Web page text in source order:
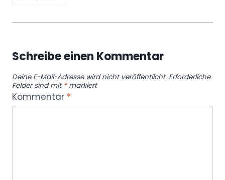
Schreibe einen Kommentar
Deine E-Mail-Adresse wird nicht veröffentlicht. Erforderliche
Felder sind mit *markiert
Kommentar *